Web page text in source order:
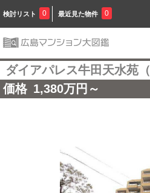
検討リスト 0 最近見た物件 0
ダイアパレス牛田天水苑（
価格 1,380万円～